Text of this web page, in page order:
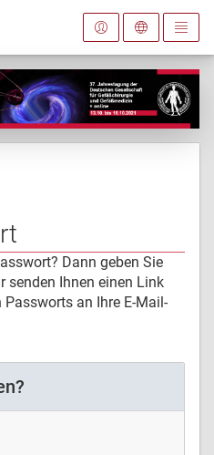
Dann geben Sie
senden Ihnen einen Link
an Ihre E-Mail-